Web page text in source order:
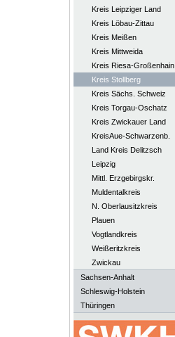
Kreis Leipziger Land
Kreis Löbau-Zittau
Kreis Meißen
Kreis Mittweida
Kreis Riesa-Großenhain
Kreis Stollberg
Kreis Sächs. Schweiz
Kreis Torgau-Oschatz
Kreis Zwickauer Land
KreisAue-Schwarzenb.
Land Kreis Delitzsch
Leipzig
Mittl. Erzgebirgskr.
Muldentalkreis
N. Oberlausitzkreis
Plauen
Vogtlandkreis
Weißeritzkreis
Zwickau
Sachsen-Anhalt
Schleswig-Holstein
Thüringen